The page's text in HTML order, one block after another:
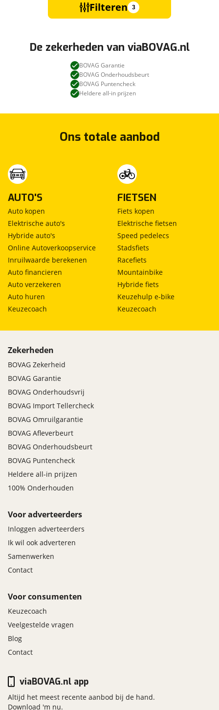
Filteren 3
De zekerheden van viaBOVAG.nl
BOVAG Garantie
BOVAG Onderhoudsbeurt
BOVAG Puntencheck
Heldere all-in prijzen
Ons totale aanbod
AUTO'S
Auto kopen
Elektrische auto's
Hybride auto's
Online Autoverkoopservice
Inruilwaarde berekenen
Auto financieren
Auto verzekeren
Auto huren
Keuzecoach
FIETSEN
Fiets kopen
Elektrische fietsen
Speed pedelecs
Stadsfiets
Racefiets
Mountainbike
Hybride fiets
Keuzehulp e-bike
Keuzecoach
Zekerheden
BOVAG Zekerheid
BOVAG Garantie
BOVAG Onderhoudsvrij
BOVAG Import Tellercheck
BOVAG Omruilgarantie
BOVAG Afleverbeurt
BOVAG Onderhoudsbeurt
BOVAG Puntencheck
Heldere all-in prijzen
100% Onderhouden
Voor adverteerders
Inloggen adverteerders
Ik wil ook adverteren
Samenwerken
Contact
Voor consumenten
Keuzecoach
Veelgestelde vragen
Blog
Contact
viaBOVAG.nl app
Altijd het meest recente aanbod bij de hand.
Download 'm nu.